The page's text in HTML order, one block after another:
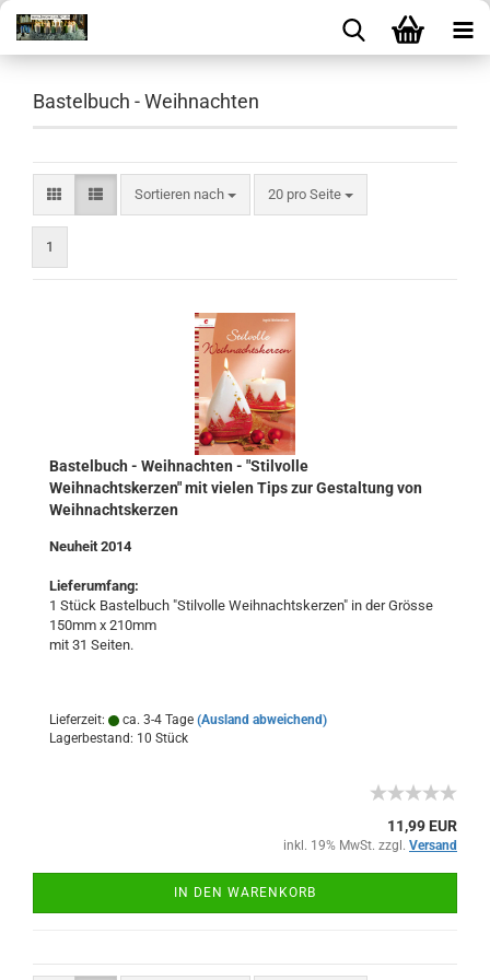
Bastelbuch - Weihnachten
Sortieren nach
Sortieren nach 20 pro Seite
pro Seite
1
Bastelbuch - Weihnachten - "Stilvolle
Weihnachtskerzen" mit vielen Tips zur Gestaltung von
Weihnachtskerzen
Neuheit 2014
Lieferumfang:
1 Stück Bastelbuch "Stilvolle Weihnachtskerzen" in der Grösse
150mm x 210mm
mit 31 Seiten.
Lieferzeit: ca. 3-4 Tage (Ausland abweichend)
Lagerbestand: 10 Stück
11,99 EUR
inkl. 19% MwSt. zzgl. Versand
IN DEN WARENKORB